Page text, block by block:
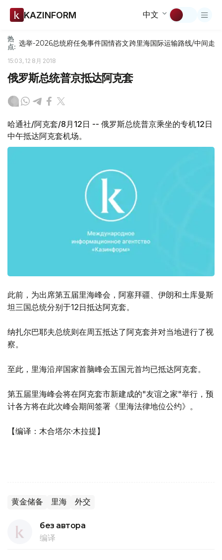
KAZINFORM 中文
热
点: 选举-2026总统府任免事件国情咨文跨里海国际运输路线/中间走廊
15:03, 12 8月 2018
俄罗斯总统普京抵达阿克套
哈通社/阿克套/8月12日 -- 俄罗斯总统普京乘坐的专机12日
中午抵达阿克套机场。
此前，为出席第五届里海峰会，阿塞拜疆、伊朗和土库曼斯
坦三国总统分别于12日抵达阿克套。
纳扎尔巴耶夫总统则在周五抵达了阿克套并对当地进行了视
察。
至此，里海沿岸国家首脑峰会五国元首均已抵达阿克套。
第五届里海峰会将在阿克套市新建成的"友谊之家"举行，预
计各方将在此次峰会期间签署《里海法律地位公约》。
【编译：木合塔尔·木拉提】
黄金储备 里海 外交
без автора
编译